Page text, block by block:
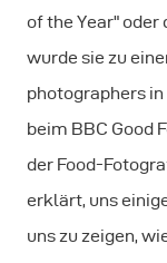
of the Year"
wurde sie zu
photographers
beim BBC Good
der Food-
erklärt, uns
uns zu zeigen,